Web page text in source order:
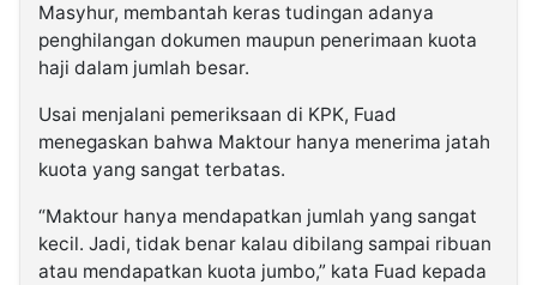
Masyhur, membantah keras tudingan adanya
penghilangan dokumen maupun penerimaan kuota
haji dalam jumlah besar.
Usai menjalani pemeriksaan di KPK, Fuad
menegaskan bahwa Maktour hanya menerima jatah
kuota yang sangat terbatas.
“Maktour hanya mendapatkan jumlah yang sangat
kecil. Jadi, tidak benar kalau dibilang sampai ribuan
atau mendapatkan kuota jumbo,” kata Fuad kepada